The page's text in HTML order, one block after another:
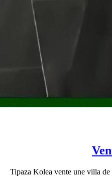
Tipaza Kolea vente une villa